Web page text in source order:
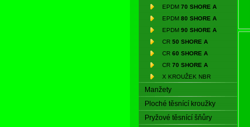
EPDM 70 SHORE A
EPDM 80 SHORE A
EPDM 90 SHORE A
CR 50 SHORE A
CR 60 SHORE A
CR 70 SHORE A
X KROUŽEK NBR
Manžety
Ploché těsnící kroužky
Pryžové těsnící šňůry